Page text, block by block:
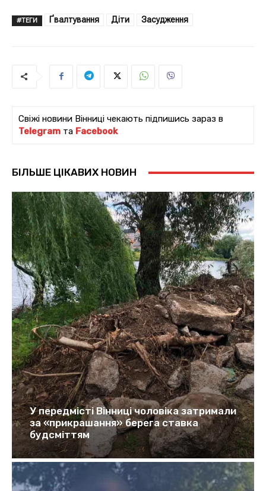
#ТЕГИ Ґвалтування Діти Засудження
Свіжі новини Вінниці чекають підпишись зараз в
Telegram та Facebook
БІЛЬШЕ ЦІКАВИХ НОВИН
У передмісті Вінниці чоловіка затримали
за «прикрашання» берега ставка
будсміттям